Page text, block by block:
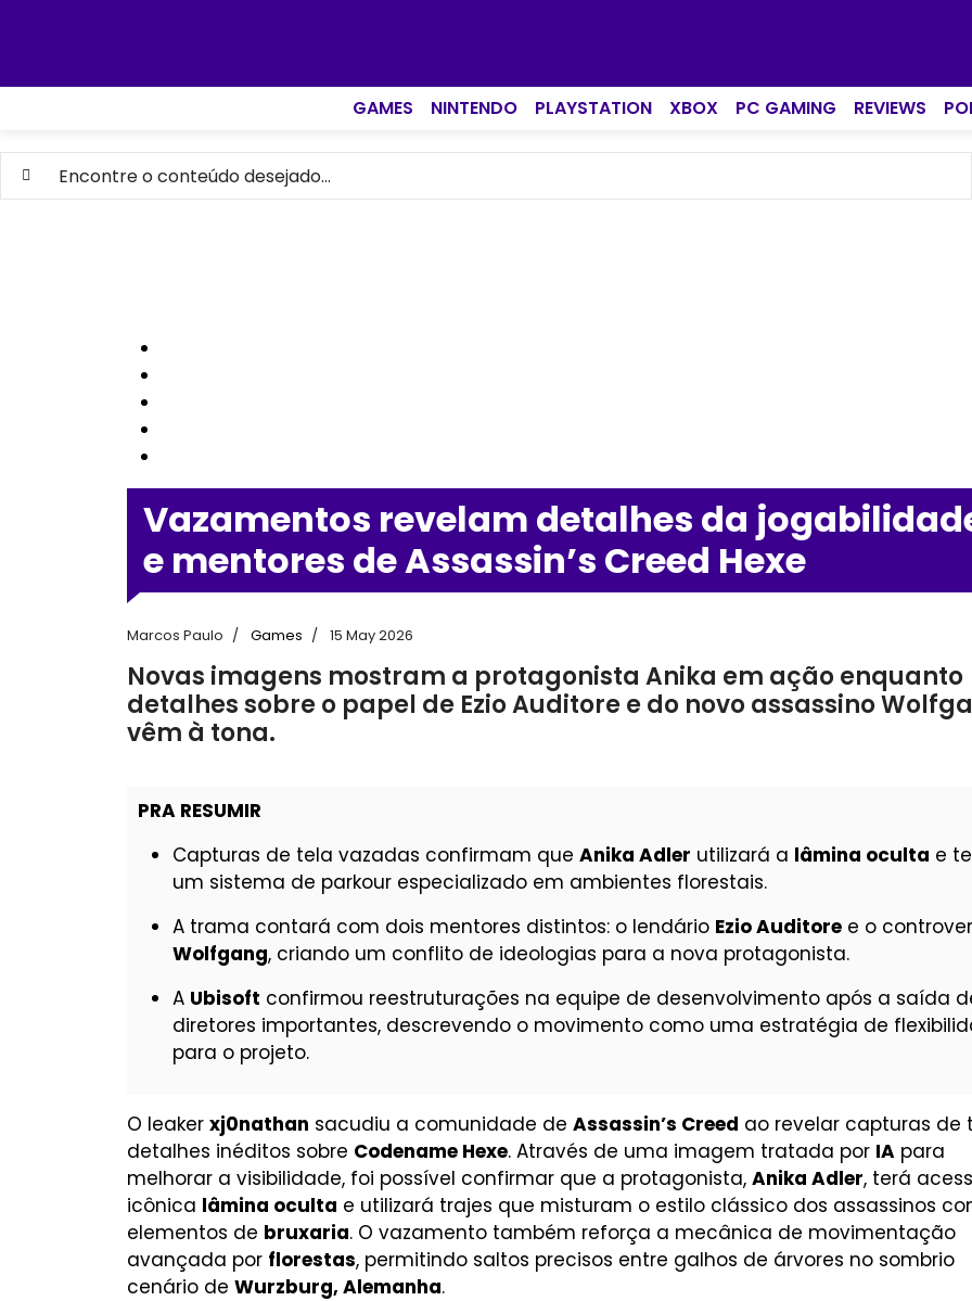
GAMES NINTENDO PLAYSTATION XBOX PC GAMING REVIEWS
Vazamentos revelam detalhes da
e mentores de Assassin’s Creed Hexe
Marcos Paulo Games 15 May 2026
Novas imagens mostram a protagonista Anika em ação enquanto
detalhes sobre o papel de Ezio Auditore e do novo assassino
vêm à tona.
PRA RESUMIR
Capturas de tela vazadas confirmam que Anika Adler utilizará a lâmina oculta e
um sistema de parkour especializado em ambientes florestais.
A trama contará com dois mentores distintos: o lendário Ezio Auditore e o
Wolfgang, criando um conflito de ideologias para a nova protagonista.
A Ubisoft confirmou reestruturações na equipe de desenvolvimento após a saída
diretores importantes, descrevendo o movimento como uma estratégia de
para o projeto.
O leaker xj0nathan sacudiu a comunidade de Assassin’s Creed ao revelar capturas de
detalhes inéditos sobre Codename Hexe. Através de uma imagem tratada por IA para
melhorar a visibilidade, foi possível confirmar que a protagonista, Anika Adler, terá
icônica lâmina oculta e utilizará trajes que misturam o estilo clássico dos assassinos
elementos de bruxaria. O vazamento também reforça a mecânica de movimentação
avançada por florestas, permitindo saltos precisos entre galhos de árvores no sombrio
cenário de Wurzburg, Alemanha.